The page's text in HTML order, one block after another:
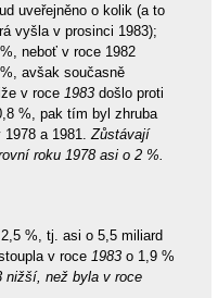
uveřejněno o kolik (a to
vyšla v prosinci 1983);
neboť v roce 1982
avšak současně
v roce 1983došlo proti
%, pak tím byl zhruba
a 1981. Zůstávají
roku 1978 asi o 2 %.
%, tj. asi o 5,5 miliard
v roce 1983o 1,9 %
nižší, než byla v roce